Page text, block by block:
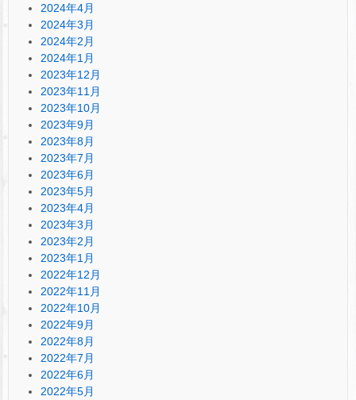
2024年4月
2024年3月
2024年2月
2024年1月
2023年12月
2023年11月
2023年10月
2023年9月
2023年8月
2023年7月
2023年6月
2023年5月
2023年4月
2023年3月
2023年2月
2023年1月
2022年12月
2022年11月
2022年10月
2022年9月
2022年8月
2022年7月
2022年6月
2022年5月